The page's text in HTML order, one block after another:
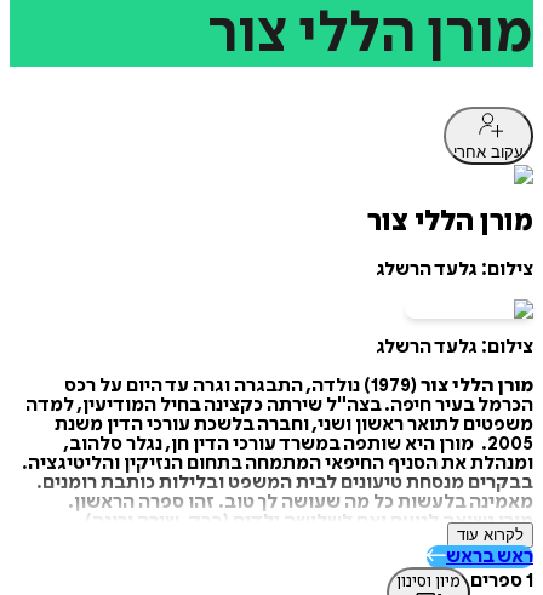
מורן הללי צור
עקוב אחרי
מורן הללי צור
צילום: גלעד הרשלג
צילום: גלעד הרשלג
מורן הללי צור
(1979) נולדה, התבגרה וגרה עד היום על רכס
הכרמל בעיר חיפה. בצה"ל שירתה כקצינה בחיל המודיעין, למדה
משפטים לתואר ראשון ושני, וחברה בלשכת עורכי הדין משנת
2005. מורן היא שותפה במשרד עורכי הדין חן, נגלר סלהוב,
ומנהלת את הסניף החיפאי המתמחה בתחום הנזיקין והליטיגציה.
בבקרים מנסחת טיעונים לבית המשפט ובלילות כותבת רומנים.
מאמינה בלעשות כל מה שעושה לך טוב. זהו ספרה הראשון.
מורן נשואה לנועם ואם לשלושה ילדים (ברק, שירה ורונה).
לקרוא עוד
ראש בראש
1 ספרים
מיון וסינון